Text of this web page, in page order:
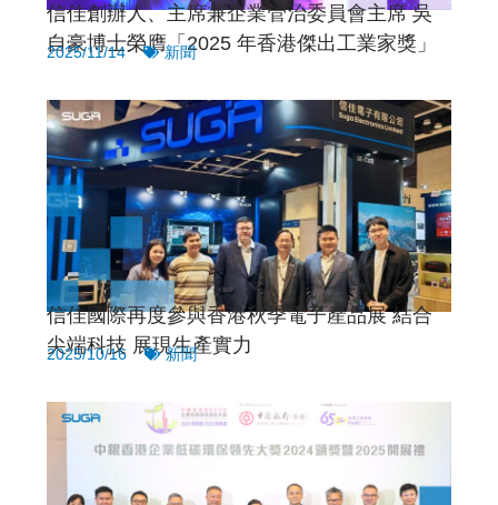
信佳創辦人、主席兼企業管治委員會主席 吳
自豪博士榮膺「2025 年香港傑出工業家獎」
2025/11/14 新聞
信佳國際再度參與香港秋季電子產品展 結合
尖端科技 展現生產實力
2025/10/16 新聞